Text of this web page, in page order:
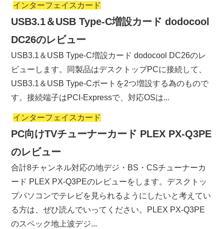
インターフェイスカード
USB3.1＆USB Type-C増設カード dodocool
DC26のレビュー
USB3.1＆USB Type-C増設カード dodocool DC26のレ
ビューします。同製品はデスクトップPCに接続して、
USB3.1＆USB Type-Cポートを2つ増設する為のもので
す。接続端子はPCI-Expressで、対応OSは...
インターフェイスカード
PC向けTVチューナーカード PLEX PX-Q3PE
のレビュー
合計8チャンネル対応の地デジ・BS・CSチューナーカ
ード PLEX PX-Q3PEのレビューをします。デスクトッ
プパソコンでテレビを見られるようにしたいと考えてい
る方は、ぜひ読んでいってください。PLEX PX-Q3PE
のスペック地上波デジ...